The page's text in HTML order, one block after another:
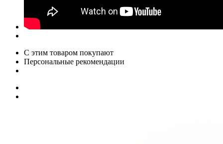
С этим товаром покупают
Персональные рекомендации